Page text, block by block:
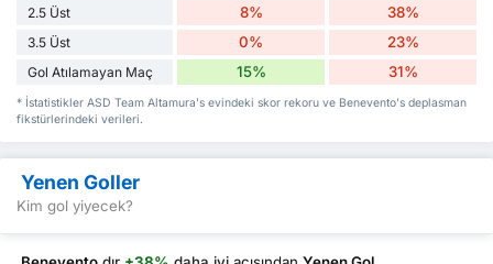
2.5 Üst 8% 38%
3.5 Üst 0% 23%
Gol Atılamayan Maç 15% 31%
* İstatistikler ASD Team Altamura's evindeki skor rekoru ve Benevento's deplasman
fikstürlerindeki verileri.
Yenen Goller
Kim gol yiyecek?